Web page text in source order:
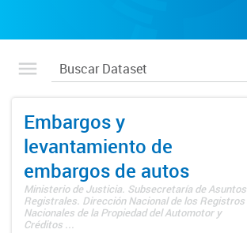
Embargos y
levantamiento de
embargos de autos
Ministerio de Justicia. Subsecretaría de Asuntos
Registrales. Dirección Nacional de los Registros
Nacionales de la Propiedad del Automotor y
Créditos ...